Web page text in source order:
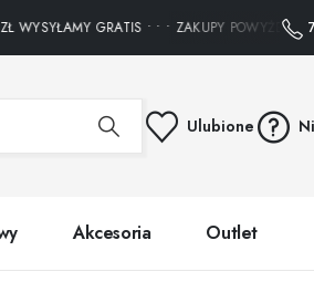
GRATIS • • • ZAKUPY POWYŻEJ 75
Ulubione
Akcesoria Outlet